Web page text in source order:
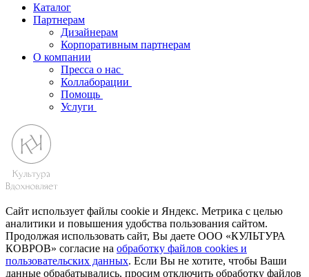
Каталог
Партнерам
Дизайнерам
Корпоративным партнерам
О компании
Пресса о нас
Коллаборации
Помощь
Услуги
Сайт использует файлы cookie и Яндекс. Метрика с целью
аналитики и повышения удобства пользования сайтом.
Продолжая использовать сайт, Вы даете ООО «КУЛЬТУРА
КОВРОВ» согласие на обработку файлов cookies и
пользовательских данных. Если Вы не хотите, чтобы Ваши
данные обрабатывались, просим отключить обработку файлов